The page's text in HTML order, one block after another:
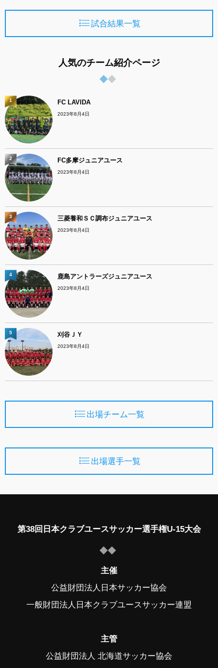
試合結果一覧
人気のチーム紹介ページ
FC LAVIDA
2023年8月4日
1
FC多摩ジュニアユース
2023年8月4日
2
三菱養和ＳＣ調布ジュニアユース
2023年8月4日
3
鹿島アントラーズジュニアユース
2023年8月4日
4
刈谷ＪＹ
2023年8月4日
5
出場チーム一覧
出場選手一覧
第38回日本クラブユースサッカー選手権U-15大会
主催
公益財団法人日本サッカー協会
一般財団法人日本クラブユースサッカー連盟
主管
公益財団法人 北海道サッカー協会